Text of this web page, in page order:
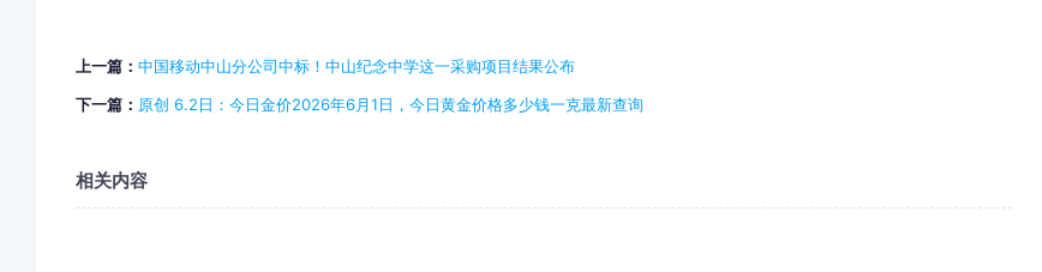
上一篇： 中国移动中山分公司中标！中山纪念中学这一采购项目结果公布
下一篇： 原创 6.2日：今日金价2026年6月1日，今日黄金价格多少钱一克最新查询
相关内容